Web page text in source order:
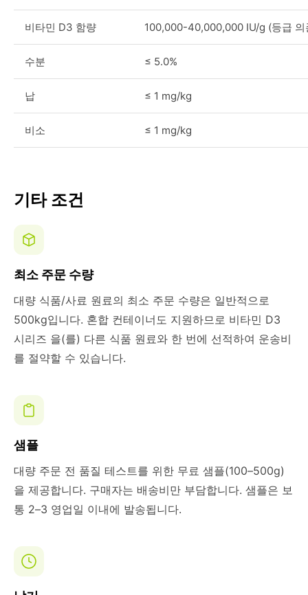
비타민 D3 함량 100,000-40,000,000 IU/g (등급 의
수분 ≤ 5.0%
납 ≤ 1 mg/kg
비소 ≤ 1 mg/kg
기타 조건
최소 주문 수량
대량 식품/사료 원료의 최소 주문 수량은 일반적으로
500kg입니다. 혼합 컨테이너도 지원하므로 비타민 D3
시리즈 을(를) 다른 식품 원료와 한 번에 선적하여 운송비
를 절약할 수 있습니다.
샘플
대량 주문 전 품질 테스트를 위한 무료 샘플(100–500g)
을 제공합니다. 구매자는 배송비만 부담합니다. 샘플은 보
통 2–3 영업일 이내에 발송됩니다.